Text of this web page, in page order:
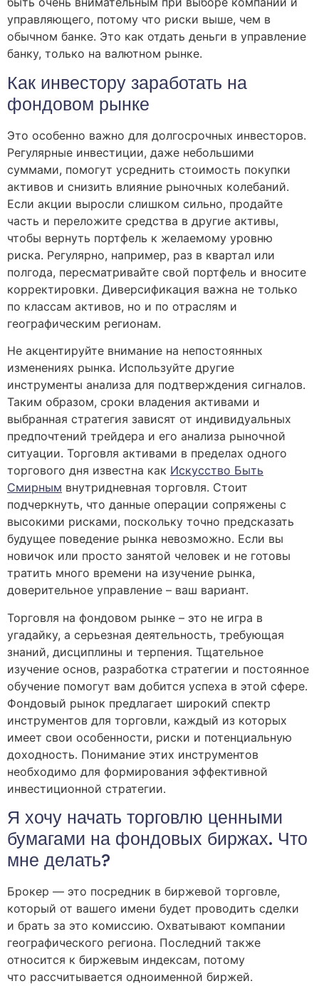
управляющего, потому что риски выше, чем в
обычном банке. Это как отдать деньги в управление
банку, только на валютном рынке.
Как инвестору заработать на
фондовом рынке
Это особенно важно для долгосрочных инвесторов.
Регулярные инвестиции, даже небольшими
суммами, помогут усреднить стоимость покупки
активов и снизить влияние рыночных колебаний.
Если акции выросли слишком сильно, продайте
часть и переложите средства в другие активы,
чтобы вернуть портфель к желаемому уровню
риска. Регулярно, например, раз в квартал или
полгода, пересматривайте свой портфель и вносите
корректировки. Диверсификация важна не только
по классам активов, но и по отраслям и
географическим регионам.
Не акцентируйте внимание на непостоянных
изменениях рынка. Используйте другие
инструменты анализа для подтверждения сигналов.
Таким образом, сроки владения активами и
выбранная стратегия зависят от индивидуальных
предпочтений трейдера и его анализа рыночной
ситуации. Торговля активами в пределах одного
торгового дня известна как Искусство Быть
Смирным внутридневная торговля. Стоит
подчеркнуть, что данные операции сопряжены с
высокими рисками, поскольку точно предсказать
будущее поведение рынка невозможно. Если вы
новичок или просто занятой человек и не готовы
тратить много времени на изучение рынка,
доверительное управление – ваш вариант.
Торговля на фондовом рынке – это не игра в
угадайку, а серьезная деятельность, требующая
знаний, дисциплины и терпения․ Тщательное
изучение основ, разработка стратегии и постоянное
обучение помогут вам добится успеха в этой сфере․
Фондовый рынок предлагает широкий спектр
инструментов для торговли, каждый из которых
имеет свои особенности, риски и потенциальную
доходность․ Понимание этих инструментов
необходимо для формирования эффективной
инвестиционной стратегии․
Я хочу начать торговлю ценными
бумагами на фондовых биржах. Что
мне делать?
Брокер — это посредник в биржевой торговле,
который от вашего имени будет проводить сделки
и брать за это комиссию. Охватывают компании
географического региона. Последний также
относится к биржевым индексам, потому
что рассчитывается одноименной биржей.